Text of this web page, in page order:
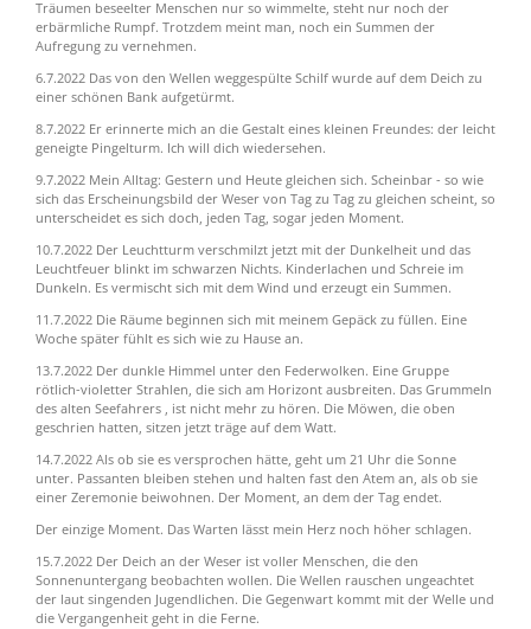
Träumen beseelter Menschen nur so wimmelte, steht nur noch der
erbärmliche Rumpf. Trotzdem meint man, noch ein Summen der
Aufregung zu vernehmen.
6.7.2022 Das von den Wellen weggespülte Schilf wurde auf dem Deich zu
einer schönen Bank aufgetürmt.
8.7.2022 Er erinnerte mich an die Gestalt eines kleinen Freundes: der leicht
geneigte Pingelturm. Ich will dich wiedersehen.
9.7.2022 Mein Alltag: Gestern und Heute gleichen sich. Scheinbar - so wie
sich das Erscheinungsbild der Weser von Tag zu Tag zu gleichen scheint, so
unterscheidet es sich doch, jeden Tag, sogar jeden Moment.
10.7.2022 Der Leuchtturm verschmilzt jetzt mit der Dunkelheit und das
Leuchtfeuer blinkt im schwarzen Nichts. Kinderlachen und Schreie im
Dunkeln. Es vermischt sich mit dem Wind und erzeugt ein Summen.
11.7.2022 Die Räume beginnen sich mit meinem Gepäck zu füllen. Eine
Woche später fühlt es sich wie zu Hause an.
13.7.2022 Der dunkle Himmel unter den Federwolken. Eine Gruppe
rötlich-violetter Strahlen, die sich am Horizont ausbreiten. Das Grummeln
des alten Seefahrers , ist nicht mehr zu hören. Die Möwen, die oben
geschrien hatten, sitzen jetzt träge auf dem Watt.
14.7.2022 Als ob sie es versprochen hätte, geht um 21 Uhr die Sonne
unter. Passanten bleiben stehen und halten fast den Atem an, als ob sie
einer Zeremonie beiwohnen. Der Moment, an dem der Tag endet.
Der einzige Moment. Das Warten lässt mein Herz noch höher schlagen.
15.7.2022 Der Deich an der Weser ist voller Menschen, die den
Sonnenuntergang beobachten wollen. Die Wellen rauschen ungeachtet
der laut singenden Jugendlichen. Die Gegenwart kommt mit der Welle und
die Vergangenheit geht in die Ferne.